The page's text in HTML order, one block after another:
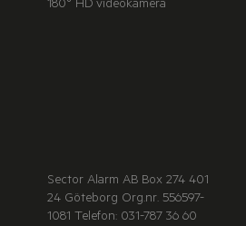
180° HD videokamera
Sector Alarm AB Box 274 401
24 Göteborg Org.nr. 556597-
1081 Telefon: 031-787 36 60